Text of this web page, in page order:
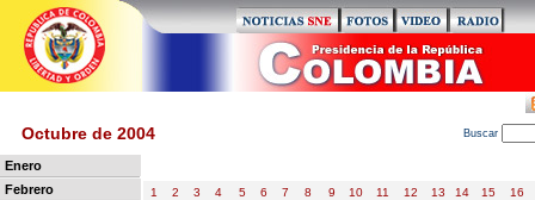
Octubre de 2004 Buscar
Enero
Febrero
1 2 3 4 5 6 7 8 9 10 11 12 13 14 15 16